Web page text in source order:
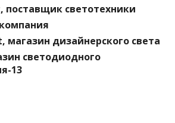
поставщик светотехники
магазин дизайнерского света
светодиодного
13